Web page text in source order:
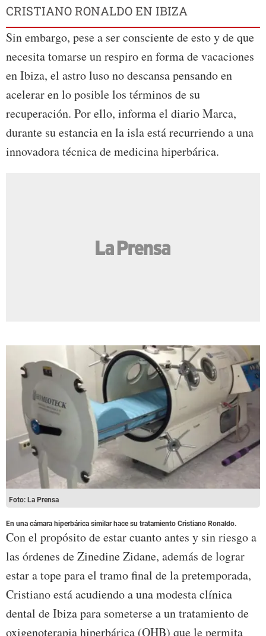
CRISTIANO RONALDO EN IBIZA
Sin embargo, pese a ser consciente de esto y de que
necesita tomarse un respiro en forma de vacaciones
en Ibiza, el astro luso no descansa pensando en
acelerar en lo posible los términos de su
recuperación. Por ello, informa el diario Marca,
durante su estancia en la isla está recurriendo a una
innovadora técnica de medicina hiperbárica.
Foto: La Prensa
En una cámara hiperbárica similar hace su tratamiento Cristiano Ronaldo.
Con el propósito de estar cuanto antes y sin riesgo a
las órdenes de Zinedine Zidane, además de lograr
estar a tope para el tramo final de la pretemporada,
Cristiano está acudiendo a una modesta clínica
dental de Ibiza para someterse a un tratamiento de
oxigenoterapia hiperbárica (OHB) que le permita